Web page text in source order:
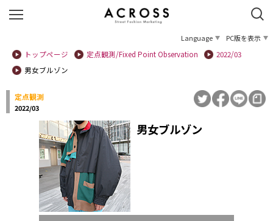
Language
PC版を表示
トップページ
定点観測/Fixed Point Observation
2022/03
男女ブルゾン
定点観測
2022/03
男女ブルゾン